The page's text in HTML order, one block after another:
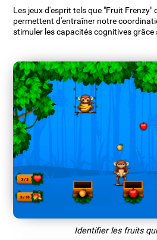
Les jeux d'esprit tels que "Fruit Frenzy"
permettent d'entraîner notre
stimuler les capacités cognitives
Identifier les fruits